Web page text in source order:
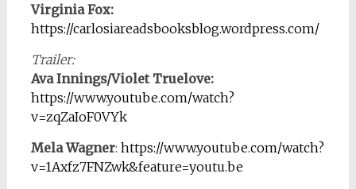
Virginia Fox:
https://carlosiareadsbooksblog.wordpress.com/
Trailer:
Ava Innings/Violet Truelove:
https://www.youtube.com/watch?
v=zqZaIoF0VYk
Mela Wagner: https://www.youtube.com/watch?
v=1Axfz7FNZwk&feature=youtu.be